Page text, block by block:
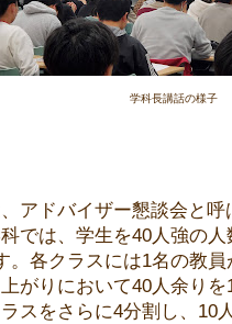
学科長講話の様子
アドバイザー懇談会と
では、学生を40人強の
。各クラスには1名の教
がりにおいて40人余り
スをさらに4分割し、10